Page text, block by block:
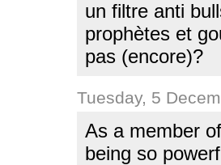
un filtre anti
prophètes et
pas (encore)?
Tuesday, 5
As a member
being so